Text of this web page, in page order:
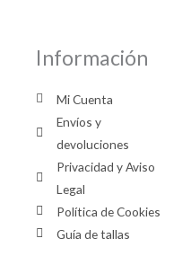
Información
Mi Cuenta
Envíos y
devoluciones
Privacidad y Aviso
Legal
Política de Cookies
Guía de tallas